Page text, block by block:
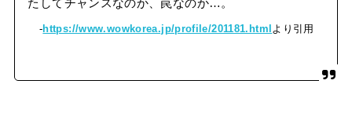
たしてチャンスなのか、罠なのか…。
https://www.wowkorea.jp/profile/201181.html より引用